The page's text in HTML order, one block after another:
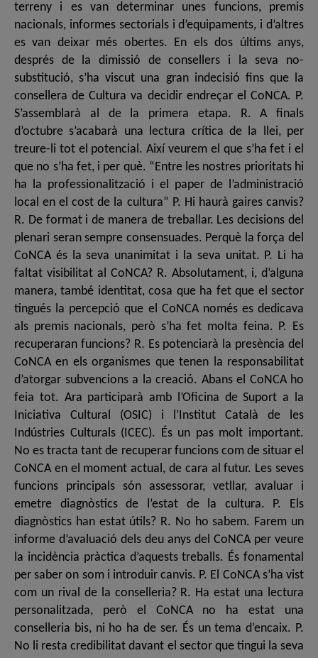
terreny i es van determinar unes funcions, premis
nacionals, informes sectorials i d’equipaments, i d’altres
es van deixar més obertes. En els dos últims anys,
després de la dimissió de consellers i la seva no-
substitució, s’ha viscut una gran indecisió fins que la
consellera de Cultura va decidir endreçar el CoNCA. P.
S’assemblarà al de la primera etapa. R. A finals
d’octubre s’acabarà una lectura crítica de la llei, per
treure-li tot el potencial. Així veurem el que s’ha fet i el
que no s’ha fet, i per què. “Entre les nostres prioritats hi
ha la professionalització i el paper de l’administració
local en el cost de la cultura” P. Hi haurà gaires canvis?
R. De format i de manera de treballar. Les decisions del
plenari seran sempre consensuades. Perquè la força del
CoNCA és la seva unanimitat i la seva unitat. P. Li ha
faltat visibilitat al CoNCA? R. Absolutament, i, d’alguna
manera, també identitat, cosa que ha fet que el sector
tingués la percepció que el CoNCA només es dedicava
als premis nacionals, però s’ha fet molta feina. P. Es
recuperaran funcions? R. Es potenciarà la presència del
CoNCA en els organismes que tenen la responsabilitat
d’atorgar subvencions a la creació. Abans el CoNCA ho
feia tot. Ara participarà amb l’Oficina de Suport a la
Iniciativa Cultural (OSIC) i l’Institut Català de les
Indústries Culturals (ICEC). És un pas molt important.
No es tracta tant de recuperar funcions com de situar el
CoNCA en el moment actual, de cara al futur. Les seves
funcions principals són assessorar, vetllar, avaluar i
emetre diagnòstics de l’estat de la cultura. P. Els
diagnòstics han estat útils? R. No ho sabem. Farem un
informe d’avaluació dels deu anys del CoNCA per veure
la incidència pràctica d’aquests treballs. És fonamental
per saber on som i introduir canvis. P. El CoNCA s’ha vist
com un rival de la conselleria? R. Ha estat una lectura
personalitzada, però el CoNCA no ha estat una
conselleria bis, ni ho ha de ser. És un tema d’encaix. P.
No li resta credibilitat davant el sector que tingui la seva